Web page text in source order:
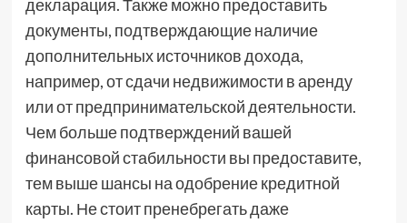
декларация. Также можно предоставить
документы, подтверждающие наличие
дополнительных источников дохода,
например, от сдачи недвижимости в аренду
или от предпринимательской деятельности.
Чем больше подтверждений вашей
финансовой стабильности вы предоставите,
тем выше шансы на одобрение кредитной
карты. Не стоит пренебрегать даже